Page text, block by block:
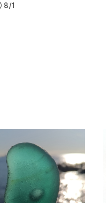
8/1
コレクション用 シーグ
ラス（気泡入り）
¥2,150